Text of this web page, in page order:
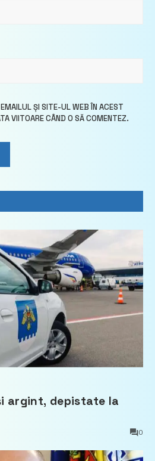
ȘI SITE-UL WEB ÎN ACEST
VIITOARE CÂND O SĂ COMENTEZ.
argint, depistate la
0